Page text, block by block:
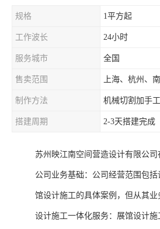
规格 1平方起
工作波长 24小时
服务城市 全国
售卖范围 上海、杭州、
制作方法 机械切割加手
搭建周期 2-3天搭建完成
苏州映江南空间营造设计有限公
公司业务基础：公司经营范围包
馆设计施工的具体案例，但从其业
设计施工一体化服务：展馆设计